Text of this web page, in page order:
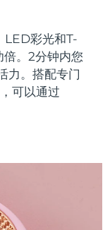
LED彩光和T-
。2分钟内您
力。搭配专门
可以通过
the-go
for young skin
计送达日期8/15/26
计送达日期8/10/26
计送达日期